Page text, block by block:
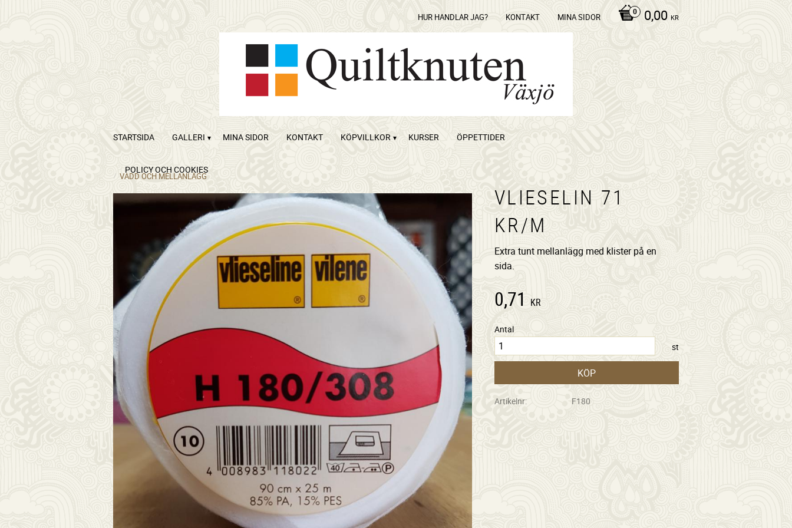
0,00 KR
HUR HANDLAR JAG? KONTAKT MINA SIDOR
STARTSIDA GALLERI MINA SIDOR KONTAKT KÖPVILLKOR KURSER ÖPPETTIDER
POLICY OCH COOKIES
VADD OCH MELLANLÄGG
VLIESELIN 71
KR/M
Extra tunt mellanlägg med klister på en
sida.
0,71 KR
Antal
st
KÖP
Artikelnr F180